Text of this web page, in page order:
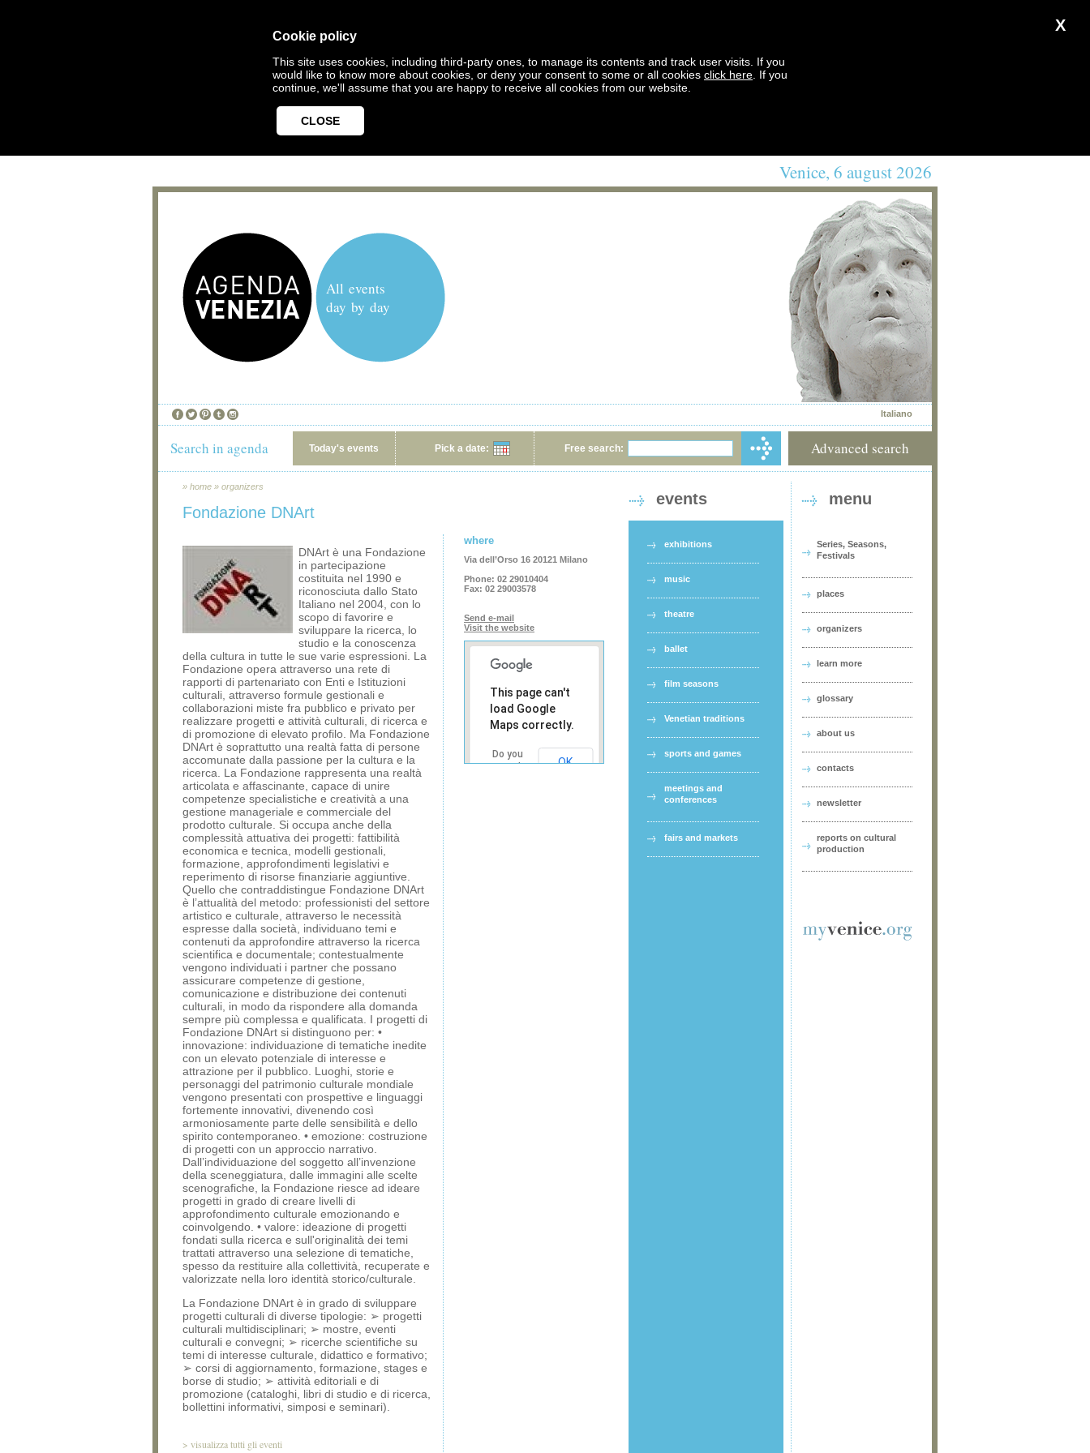
X
Cookie policy
This site uses cookies, including third-party ones, to manage its contents and track user visits. If you
would like to know more about cookies, or deny your consent to some or all cookies click here . If you
continue, we'll assume that you are happy to receive all cookies from our website.
CLOSE
Venice, 6 august 2026
All events
day by day
Italiano
Search in agenda Today's events Pick a date: Free search: Advanced search
» home » organizers
Fondazione DNArt
DNArt è una Fondazione
in partecipazione
costituita nel 1990 e
riconosciuta dallo Stato
Italiano nel 2004, con lo
scopo di favorire e
sviluppare la ricerca, lo
studio e la conoscenza
della cultura in tutte le sue varie espressioni. La
Fondazione opera attraverso una rete di
rapporti di partenariato con Enti e Istituzioni
culturali, attraverso formule gestionali e
collaborazioni miste fra pubblico e privato per
realizzare progetti e attività culturali, di ricerca e
di promozione di elevato profilo. Ma Fondazione
DNArt è soprattutto una realtà fatta di persone
accomunate dalla passione per la cultura e la
ricerca. La Fondazione rappresenta una realtà
articolata e affascinante, capace di unire
competenze specialistiche e creatività a una
gestione manageriale e commerciale del
prodotto culturale. Si occupa anche della
complessità attuativa dei progetti: fattibilità
economica e tecnica, modelli gestionali,
formazione, approfondimenti legislativi e
reperimento di risorse finanziarie aggiuntive.
Quello che contraddistingue Fondazione DNArt
è l’attualità del metodo: professionisti del settore
artistico e culturale, attraverso le necessità
espresse dalla società, individuano temi e
contenuti da approfondire attraverso la ricerca
scientifica e documentale; contestualmente
vengono individuati i partner che possano
assicurare competenze di gestione,
comunicazione e distribuzione dei contenuti
culturali, in modo da rispondere alla domanda
sempre più complessa e qualificata. I progetti di
Fondazione DNArt si distinguono per: •
innovazione: individuazione di tematiche inedite
con un elevato potenziale di interesse e
attrazione per il pubblico. Luoghi, storie e
personaggi del patrimonio culturale mondiale
vengono presentati con prospettive e linguaggi
fortemente innovativi, divenendo così
armoniosamente parte delle sensibilità e dello
spirito contemporaneo. • emozione: costruzione
di progetti con un approccio narrativo.
Dall’individuazione del soggetto all’invenzione
della sceneggiatura, dalle immagini alle scelte
scenografiche, la Fondazione riesce ad ideare
progetti in grado di creare livelli di
approfondimento culturale emozionando e
coinvolgendo. • valore: ideazione di progetti
fondati sulla ricerca e sull'originalità dei temi
trattati attraverso una selezione di tematiche,
spesso da restituire alla collettività, recuperate e
valorizzate nella loro identità storico/culturale.
La Fondazione DNArt è in grado di sviluppare
progetti culturali di diverse tipologie: ➢ progetti
culturali multidisciplinari; ➢ mostre, eventi
culturali e convegni; ➢ ricerche scientifiche su
temi di interesse culturale, didattico e formativo;
➢ corsi di aggiornamento, formazione, stages e
borse di studio; ➢ attività editoriali e di
promozione (cataloghi, libri di studio e di ricerca,
bollettini informativi, simposi e seminari).
> visualizza tutti gli eventi
where
Via dell’Orso 16 20121 Milano
Phone: 02 29010404
Fax: 02 29003578
Send e-mail
Visit the website
This page can't
load Google
Maps correctly.
Do you
own this
OK
events
exhibitions
music
theatre
ballet
film seasons
Venetian traditions
sports and games
meetings and
conferences
fairs and markets
menu
Series, Seasons,
Festivals
places
organizers
learn more
glossary
about us
contacts
newsletter
reports on cultural
production